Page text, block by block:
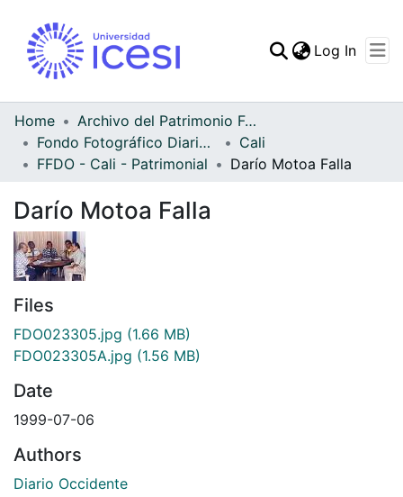
Statistics
Log In
Home
Archivo del Patrimonio Fotográfico y Fílmico del Valle del Cauca
Fondo Fotográfico Diario Occidente
Cali
FFDO - Cali - Patrimonial
Darío Motoa Falla
Darío Motoa Falla
Files
FDO023305.jpg (1.66 MB)
FDO023305A.jpg (1.56 MB)
Date
1999-07-06
Authors
Diario Occidente